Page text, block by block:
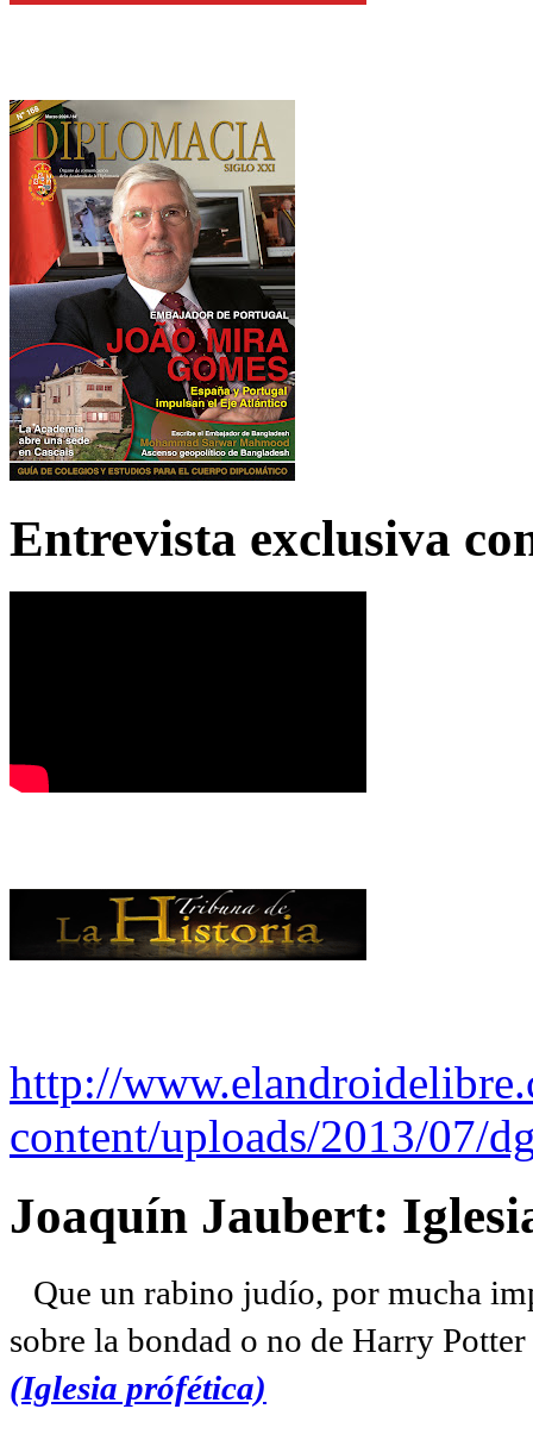
Entrevista exclusiva
http://
content/uploads/2013/07/
Joaquín Jaubert:
Que un rabino judío, por mucha
sobre la bondad o no de Harry
(Iglesia prófética)